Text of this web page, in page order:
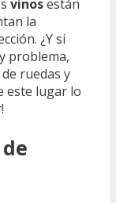
vinosestán
la
¿Y si
problema,
ruedas y
este lugar lo